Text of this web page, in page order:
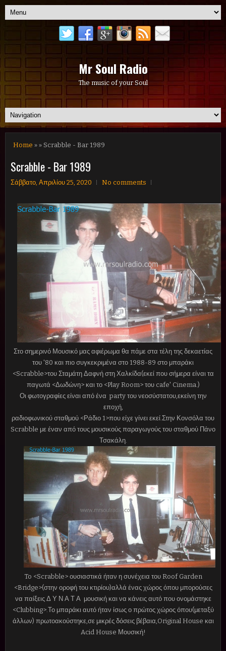
Mr Soul Radio
The music of your Soul
Home » » Scrabble - Bar 1989
Scrabble - Bar 1989
Σάββατο, Απριλίου 25, 2020 No comments
Στο σημερινό Μουσικό μας αφιέρωμα θα πάμε στα τέλη της δεκαετίας
του '80 και πιο συγκεκριμένα στο 1988-89 στο μπαράκι
<Scrabble>του Σταμάτη Δαφνή στη Χαλκίδα(εκεί που σήμερα είναι τα
παγωτά <Δωδώνη> και το <Play Room> του cafe' Cinema.)
Οι φωτογραφίες είναι από ένα party του νεοσύστατου,εκείνη την
εποχή,
ραδιοφωνικού σταθμού <Ράδιο 1>που είχε γίνει εκεί.Στην Κονσόλα του
Scrabble με έναν από τους μουσικούς παραγωγούς του σταθμού Πάνο
Τσακάλη.
To <Scrabble> ουσιαστικά ήταν η συνέχεια του Roof Garden
<Bridge>(στην οροφή του κτιρίου)αλλά ένας χώρος όπου μπορούσες
να παίξεις Δ Υ Ν Α Τ Α μουσική και να κάνεις αυτό που ονομάστηκε
<Clubbing>.Το μπαράκι αυτό ήταν ίσως ο πρώτος χώρος όπου(μεταξύ
άλλων) πρωτοακούστηκε,σε μικρές δόσεις βέβαια,Original House και
Acid House Μουσική!